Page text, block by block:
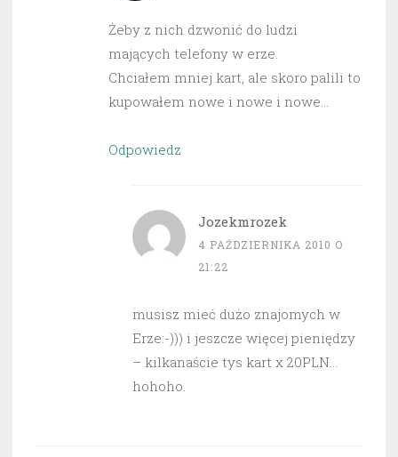
Żeby z nich dzwonić do ludzi
mających telefony w erze.
Chciałem mniej kart, ale skoro palili to
kupowałem nowe i nowe i nowe…
Odpowiedz
Jozekmrozek
4 PAŹDZIERNIKA 2010 O
21:22
musisz mieć dużo znajomych w
Erze:-))) i jeszcze więcej pieniędzy
– kilkanaście tys kart x 20PLN…
hohoho.